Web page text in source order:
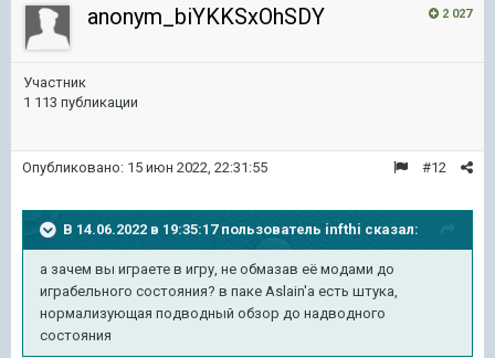
2 027
anonym_biYKKSxOhSDY
Участник
1 113 публикации
#12
Опубликовано: 15 июн 2022, 22:31:55
В 14.06.2022 в 19:35:17 пользователь infthi сказал:
а зачем вы играете в игру, не обмазав её модами до
играбельного состояния? в паке Aslain'а есть штука,
нормализующая подводный обзор до надводного
состояния